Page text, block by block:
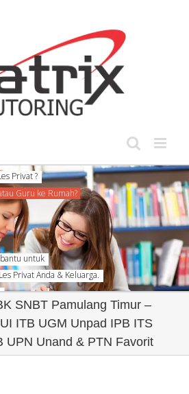
Privat ?
Guru ke Rumah?
untuk
Privat Anda & Keluarga.
SNBT Pamulang Timur –
ITB UGM Unpad IPB ITS
UPN Unand & PTN Favorit